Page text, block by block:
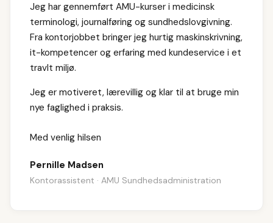
Jeg har gennemført AMU-kurser i medicinsk
terminologi, journalføring og sundhedslovgivning.
Fra kontorjobbet bringer jeg hurtig maskinskrivning,
it-kompetencer og erfaring med kundeservice i et
travlt miljø.
Jeg er motiveret, lærevillig og klar til at bruge min
nye faglighed i praksis.
Med venlig hilsen
Pernille Madsen
Kontorassistent · AMU Sundhedsadministration